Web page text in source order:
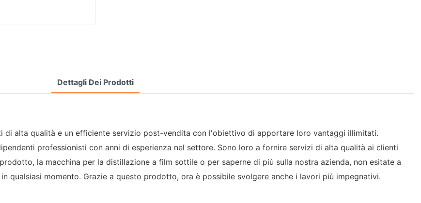
Dettagli Dei Prodotti
di alta qualità e un efficiente servizio post-vendita con l'obiettivo di apportare loro vantaggi illimitati.
professionisti con anni di esperienza nel settore. Sono loro a fornire servizi di alta qualità ai clienti
la macchina per la distillazione a film sottile o per saperne di più sulla nostra azienda, non esitate a
​​qualsiasi momento. Grazie a questo prodotto, ora è possibile svolgere anche i lavori più impegnativi.